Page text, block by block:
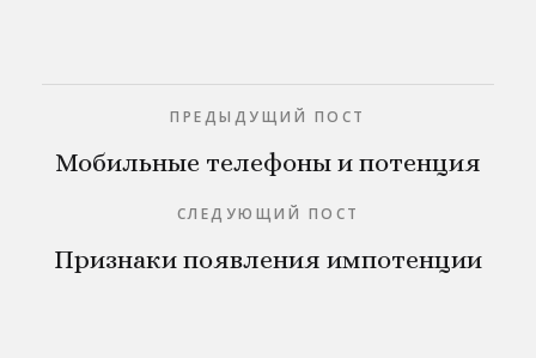
ПРЕДЫДУЩИЙ ПОСТ
Мобильные телефоны и потенция
СЛЕДУЮЩИЙ ПОСТ
Признаки появления импотенции